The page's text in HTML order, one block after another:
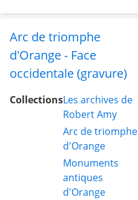
Arc de triomphe
d'Orange - Face
occidentale (gravure)
CollectionsLes archives de
Robert Amy
Arc de triomphe
d'Orange
Monuments
antiques
d'Orange